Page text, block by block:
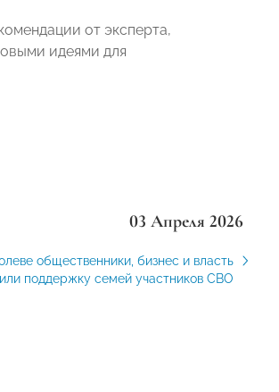
от эксперта,
идеями для
03 Апреля 2026
общественники, бизнес и власть
поддержку семей участников СВО